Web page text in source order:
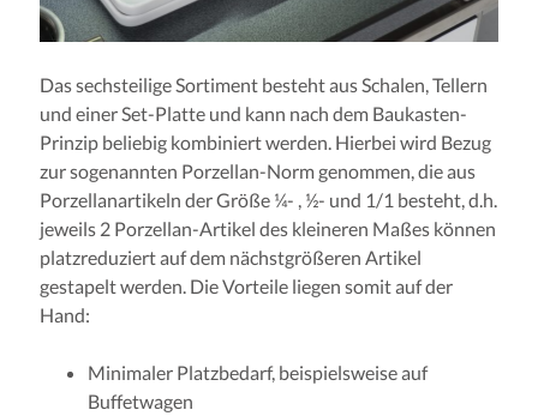
Das sechsteilige Sortiment besteht aus Schalen, Tellern
und einer Set-Platte und kann nach dem Baukasten-
Prinzip beliebig kombiniert werden. Hierbei wird Bezug
zur sogenannten Porzellan-Norm genommen, die aus
Porzellanartikeln der Größe ¼- , ½- und 1/1 besteht, d.h.
jeweils 2 Porzellan-Artikel des kleineren Maßes können
platzreduziert auf dem nächstgrößeren Artikel
gestapelt werden. Die Vorteile liegen somit auf der
Hand:
Minimaler Platzbedarf, beispielsweise auf
Buffetwagen